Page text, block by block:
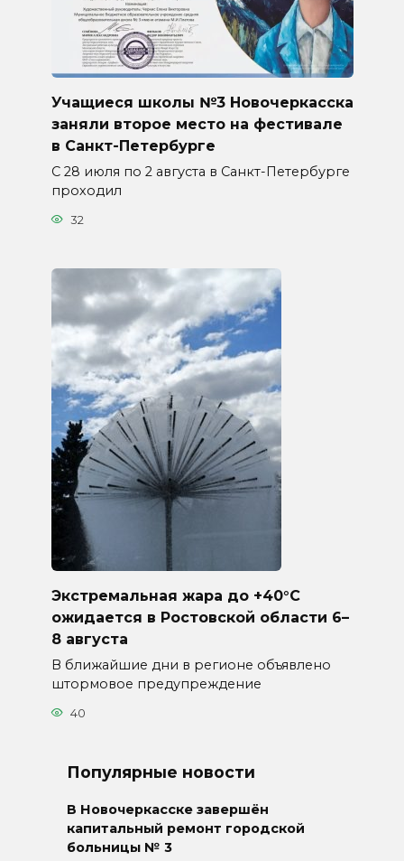
Учащиеся школы №3 Новочеркасска
заняли второе место на фестивале
в Санкт-Петербурге
С 28 июля по 2 августа в Санкт-Петербурге
проходил
32
Экстремальная жара до +40°C
ожидается в Ростовской области 6–
8 августа
В ближайшие дни в регионе объявлено
штормовое предупреждение
40
Популярные новости
В Новочеркасске завершён
капитальный ремонт городской
больницы № 3